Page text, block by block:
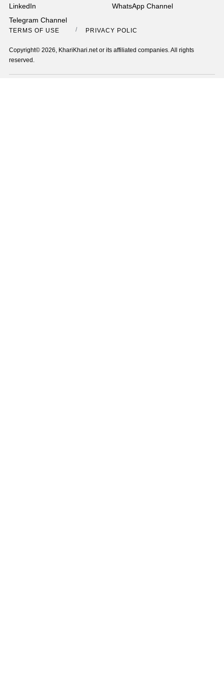
LinkedIn
WhatsApp Channel
Telegram Channel
TERMS OF USE PRIVACY POLICY
Copyright© 2026, KhariKhari.net or its affiliated companies. All rights
reserved.